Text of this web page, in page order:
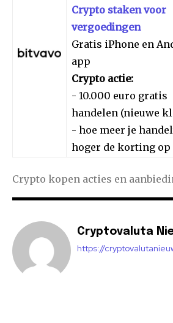
Crypto staken voor
vergoedingen
Gratis iPhone en
app
Crypto actie:
- 10.000 euro gratis
handelen (nieuwe
- hoe meer je
hoger de korting op
Crypto kopen acties en
Cryptovaluta
https://